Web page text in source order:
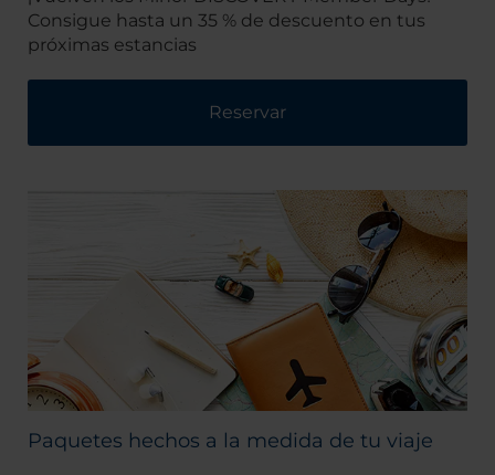
Consigue hasta un 35 % de descuento en tus
próximas estancias
Reservar
Paquetes hechos a la medida de tu viaje